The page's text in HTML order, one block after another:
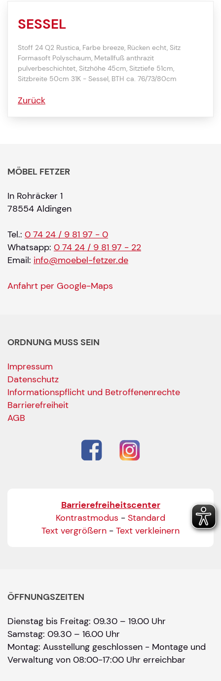
SESSEL
Stoff 24 Q2 Rustica, Farbe breeze, Rücken echt, Sitz
Formasoft Polyschaum, Metallfuß anthrazit
pulverbeschichtet, Sitzhöhe 45cm, Sitztiefe 51cm,
Sitzbreite 50cm 31K - Sessel, BTH ca. 76/73/80cm
Zurück
MÖBEL FETZER
In Rohräcker 1
78554 Aldingen
Tel.: 0 74 24 / 9 81 97 - 0
Whatsapp: 0 74 24 / 9 81 97 - 22
Email: info@moebel-fetzer.de
Anfahrt per Google-Maps
ORDNUNG MUSS SEIN
Impressum
Datenschutz
Informationspflicht und Betroffenenrechte
Barrierefreiheit
AGB
Barrierefreiheitscenter
Kontrastmodus - Standard
Text vergrößern - Text verkleinern
ÖFFNUNGSZEITEN
Dienstag bis Freitag: 09.30 – 19.00 Uhr
Samstag: 09.30 – 16.00 Uhr
Montag: Ausstellung geschlossen - Montage und
Verwaltung von 08:00-17:00 Uhr erreichbar